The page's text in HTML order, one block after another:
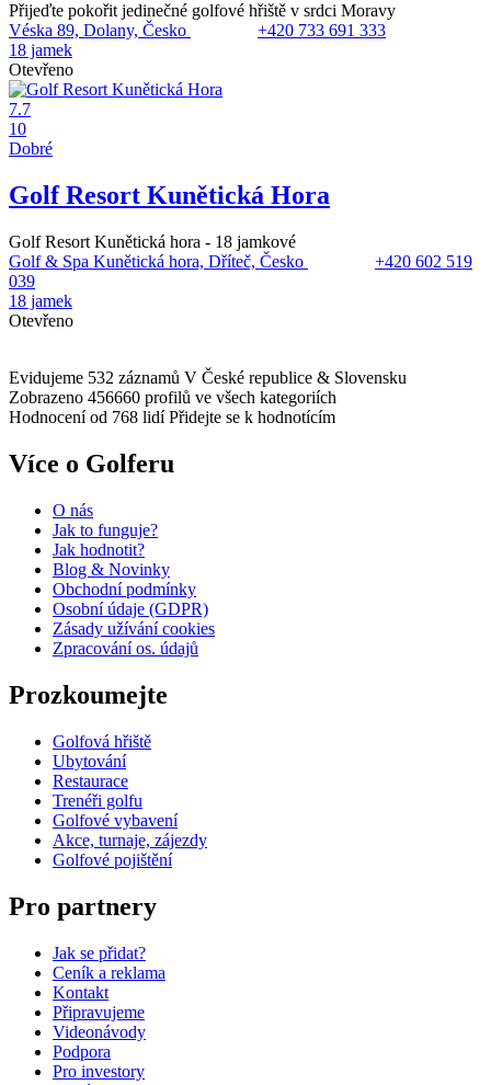
Přijeďte pokořit jedinečné golfové hřiště v srdci Moravy
Véska 89, Dolany, Česko
+420 733 691 333
18 jamek
Otevřeno
7.7
10
Dobré
Golf Resort Kunětická Hora
Golf Resort Kunětická hora - 18 jamkové
Golf & Spa Kunětická hora, Dříteč, Česko
+420 602 519
039
18 jamek
Otevřeno
Evidujeme 532 záznamů V České republice & Slovensku
Zobrazeno 456660 profilů ve všech kategoriích
Hodnocení od 768 lidí Přidejte se k hodnotícím
Více o Golferu
O nás
Jak to funguje?
Jak hodnotit?
Blog & Novinky
Obchodní podmínky
Osobní údaje (GDPR)
Zásady užívání cookies
Zpracování os. údajů​
Prozkoumejte
Golfová hřiště
Ubytování
Restaurace
Trenéři golfu
Golfové vybavení
Akce, turnaje, zájezdy
Golfové pojištění
Pro partnery
Jak se přidat?
Ceník a reklama
Kontakt
Připravujeme
Videonávody
Podpora
Pro investory